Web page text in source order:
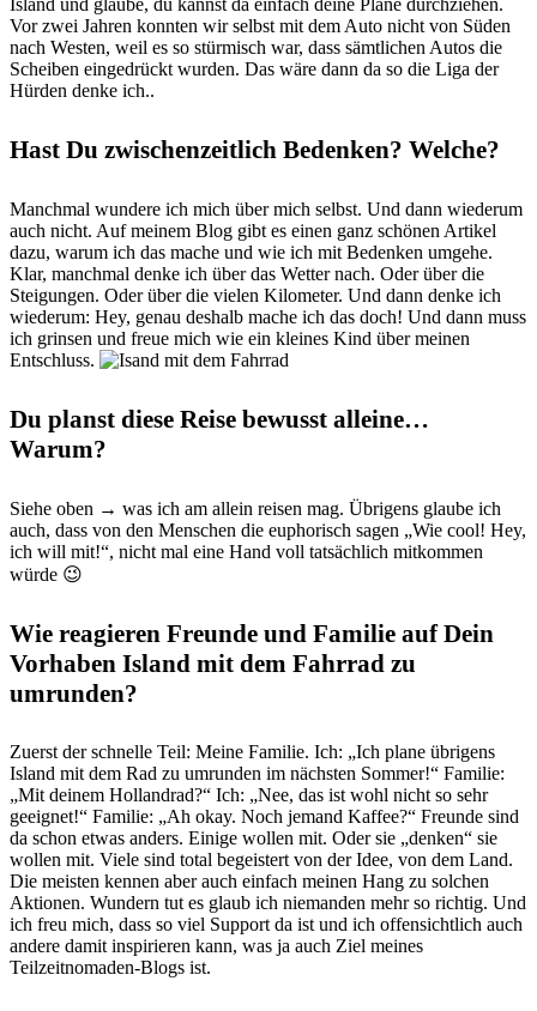
Island und glaube, du kannst da einfach deine Pläne durchziehen.
Vor zwei Jahren konnten wir selbst mit dem Auto nicht von Süden
nach Westen, weil es so stürmisch war, dass sämtlichen Autos die
Scheiben eingedrückt wurden. Das wäre dann da so die Liga der
Hürden denke ich..
Hast Du zwischenzeitlich Bedenken? Welche?
Manchmal wundere ich mich über mich selbst. Und dann wiederum
auch nicht. Auf meinem Blog gibt es einen ganz schönen Artikel
dazu, warum ich das mache und wie ich mit Bedenken umgehe.
Klar, manchmal denke ich über das Wetter nach. Oder über die
Steigungen. Oder über die vielen Kilometer. Und dann denke ich
wiederum: Hey, genau deshalb mache ich das doch! Und dann muss
ich grinsen und freue mich wie ein kleines Kind über meinen
Entschluss.
Du planst diese Reise bewusst alleine…
Warum?
Siehe oben → was ich am allein reisen mag. Übrigens glaube ich
auch, dass von den Menschen die euphorisch sagen „Wie cool! Hey,
ich will mit!“, nicht mal eine Hand voll tatsächlich mitkommen
würde 😉
Wie reagieren Freunde und Familie auf Dein
Vorhaben Island mit dem Fahrrad zu
umrunden?
Zuerst der schnelle Teil: Meine Familie. Ich: „Ich plane übrigens
Island mit dem Rad zu umrunden im nächsten Sommer!“ Familie:
„Mit deinem Hollandrad?“ Ich: „Nee, das ist wohl nicht so sehr
geeignet!“ Familie: „Ah okay. Noch jemand Kaffee?“ Freunde sind
da schon etwas anders. Einige wollen mit. Oder sie „denken“ sie
wollen mit. Viele sind total begeistert von der Idee, von dem Land.
Die meisten kennen aber auch einfach meinen Hang zu solchen
Aktionen. Wundern tut es glaub ich niemanden mehr so richtig. Und
ich freu mich, dass so viel Support da ist und ich offensichtlich auch
andere damit inspirieren kann, was ja auch Ziel meines
Teilzeitnomaden-Blogs ist.